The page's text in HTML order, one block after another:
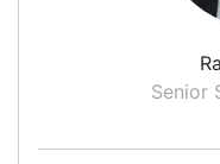
Senior